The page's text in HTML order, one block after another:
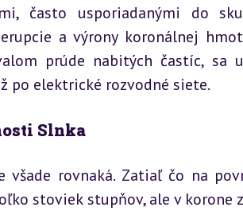
často usporiadanými do
a výrony koronálnej
prúde nabitých častíc, sa
po elektrické rozvodné siete.
Slnka
všade rovnaká. Zatiaľ čo na
stoviek stupňov, ale v korone